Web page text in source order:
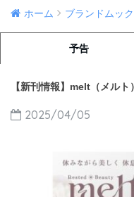
ホーム ブランドムック
予告
【新刊情報】melt（メル
2025/04/05